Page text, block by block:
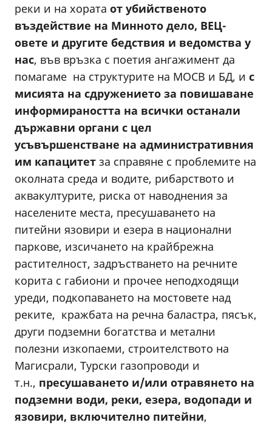
реки и на хората от убийственото
въздействие на Минното дело, ВЕЦ-
овете и другите бедствия и ведомства у
нас, във връзка с поетия ангажимент да
помагаме на структурите на МОСВ и БД, и с
мисията на сдружението за повишаване
информираността на всички останали
държавни органи с цел
усъвършенстване на административния
им капацитет за справяне с проблемите на
околната среда и водите, рибарството и
аквакултурите, риска от наводнения за
населените места, пресушаването на
питейни язовири и езера в национални
паркове, изсичането на крайбрежна
растителност, задръстването на речните
корита с габиони и прочее неподходящи
уреди, подкопаването на мостовете над
реките, кражбата на речна баластра, пясък,
други подземни богатства и метални
полезни изкопаеми, строителството на
Магисрали, Турски газопроводи и
т.н., пресушаването и/или отравянето на
подземни води, реки, езера, водопади и
язовири, включително питейни,